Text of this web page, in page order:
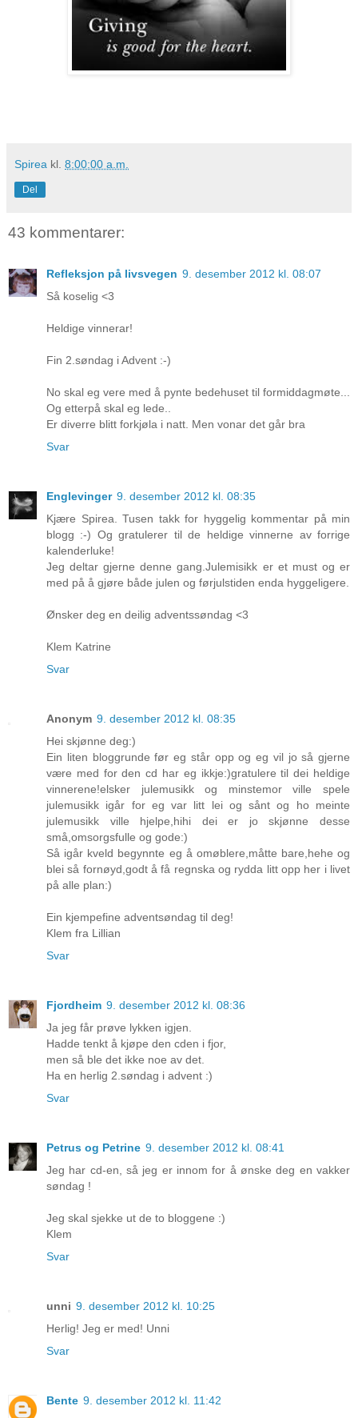
Spirea kl. 8:00:00 a.m.
Del
43 kommentarer:
Refleksjon på livsvegen 9. desember 2012 kl. 08:07
Så koselig <3
Heldige vinnerar!
Fin 2.søndag i Advent :-)
No skal eg vere med å pynte bedehuset til formiddagmøte...
Og etterpå skal eg lede..
Er diverre blitt forkjøla i natt. Men vonar det går bra
Svar
Englevinger 9. desember 2012 kl. 08:35
Kjære Spirea. Tusen takk for hyggelig kommentar på min
blogg :-) Og gratulerer til de heldige vinnerne av forrige
kalenderluke!
Jeg deltar gjerne denne gang.Julemisikk er et must og er
med på å gjøre både julen og førjulstiden enda hyggeligere.
Ønsker deg en deilig adventssøndag <3
Klem Katrine
Svar
Anonym 9. desember 2012 kl. 08:35
Hei skjønne deg:)
Ein liten bloggrunde før eg står opp og eg vil jo så gjerne
være med for den cd har eg ikkje:)gratulere til dei heldige
vinnerene!elsker julemusikk og minstemor ville spele
julemusikk igår for eg var litt lei og sånt og ho meinte
julemusikk ville hjelpe,hihi dei er jo skjønne desse
små,omsorgsfulle og gode:)
Så igår kveld begynnte eg å omøblere,måtte bare,hehe og
blei så fornøyd,godt å få regnska og rydda litt opp her i livet
på alle plan:)
Ein kjempefine adventsøndag til deg!
Klem fra Lillian
Svar
Fjordheim 9. desember 2012 kl. 08:36
Ja jeg får prøve lykken igjen.
Hadde tenkt å kjøpe den cden i fjor,
men så ble det ikke noe av det.
Ha en herlig 2.søndag i advent :)
Svar
Petrus og Petrine 9. desember 2012 kl. 08:41
Jeg har cd-en, så jeg er innom for å ønske deg en vakker
søndag !
Jeg skal sjekke ut de to bloggene :)
Klem
Svar
unni 9. desember 2012 kl. 10:25
Herlig! Jeg er med! Unni
Svar
Bente 9. desember 2012 kl. 11:42